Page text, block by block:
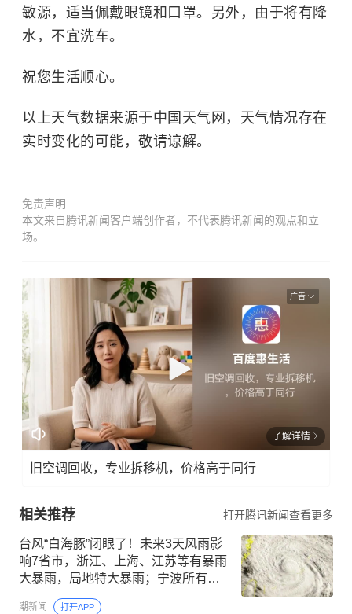
敏源，适当佩戴眼镜和口罩。另外，由于将有降
水，不宜洗车。
祝您生活顺心。
以上天气数据来源于中国天气网，天气情况存在
实时变化的可能，敬请谅解。
免责声明
本文来自腾讯新闻客户端创作者，不代表腾讯新闻的观点和立
场。
广告
了解详情
旧空调回收，专业拆移机，价格高于同行
相关推荐 打开腾讯新闻查看更多
台风“白海豚”闭眼了！未来3天风雨影
响7省市，浙江、上海、江苏等有暴雨
大暴雨，局地特大暴雨；宁波所有景
区关闭，明日航班停航
潮新闻 打开APP